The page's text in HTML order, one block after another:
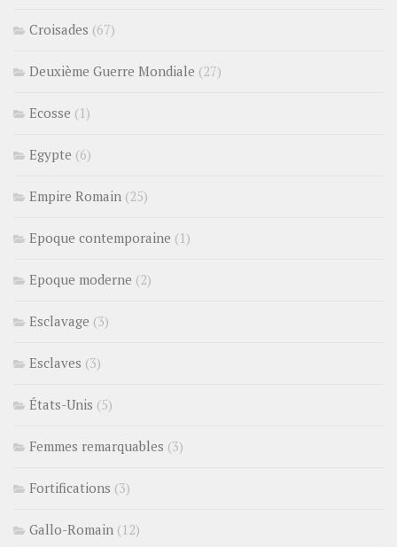
Croisades (67)
Deuxième Guerre Mondiale (27)
Ecosse (1)
Egypte (6)
Empire Romain (25)
Epoque contemporaine (1)
Epoque moderne (2)
Esclavage (3)
Esclaves (3)
États-Unis (5)
Femmes remarquables (3)
Fortifications (3)
Gallo-Romain (12)